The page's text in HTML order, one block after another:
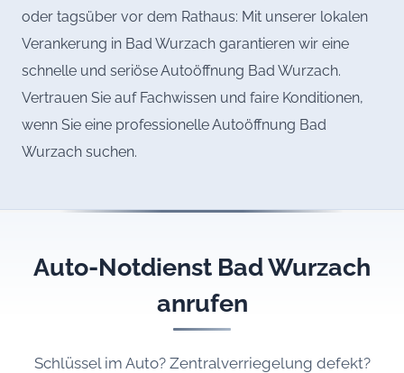
oder tagsüber vor dem Rathaus: Mit unserer lokalen
Verankerung in Bad Wurzach garantieren wir eine
schnelle und seriöse Autoöffnung Bad Wurzach.
Vertrauen Sie auf Fachwissen und faire Konditionen,
wenn Sie eine professionelle Autoöffnung Bad
Wurzach suchen.
Auto-Notdienst Bad Wurzach
anrufen
Schlüssel im Auto? Zentralverriegelung defekt?